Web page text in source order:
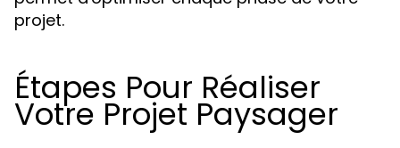
projet.
Étapes Pour Réaliser
Votre Projet Paysager